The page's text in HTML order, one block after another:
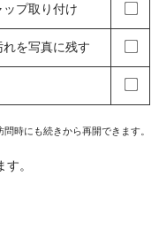
プ取り付け
を写真に残す
時にも続きから再開できます。
。